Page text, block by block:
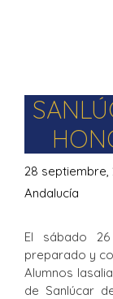
28 septiembre,
Andalucía
El sábado
preparado y
Alumnos
de Sanlúcar